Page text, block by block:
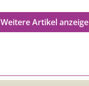
Weitere Artikel